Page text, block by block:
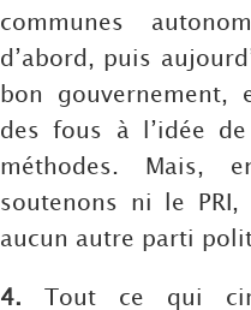
communes
d’abord, puis
bon gouvernement,
des fous à l’idée
méthodes. Mais,
soutenons ni le
aucun autre parti
4. Tout ce qui